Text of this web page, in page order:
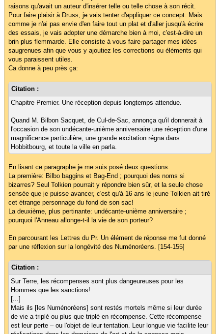
raisons qu'avait un auteur d'insérer telle ou telle chose à son récit.
Pour faire plaisir à Druss, je vais tenter d'appliquer ce concept. Mais
comme je n'ai pas envie d'en faire tout un plat et d'aller jusqu'à écrire
des essais, je vais adopter une démarche bien à moi, c'est-à-dire un
brin plus flemmarde. Elle consiste à vous faire partager mes idées
saugrenues afin que vous y ajoutiez les corrections ou éléments qui
vous paraissent utiles.
Ca donne à peu près ça:
Citation :
Chapitre Premier. Une réception depuis longtemps attendue.
Quand M. Bilbon Sacquet, de Cul-de-Sac, annonça qu'il donnerait à
l'occasion de son undécante-unième anniversaire une réception d'une
magnificence particulière, une grande excitation régna dans
Hobbitbourg, et toute la ville en parla.
En lisant ce paragraphe je me suis posé deux questions.
La première: Bilbo baggins et Bag-End ; pourquoi des noms si
bizarres? Seul Tolkien pourrait y répondre bien sûr, et la seule chose
sensée que je puisse avancer, c'est qu'à 16 ans le jeune Tolkien ait tiré
cet étrange personnage du fond de son sac!
La deuxième, plus pertinante: undécante-unième anniversaire ;
pourquoi l'Anneau allonge-t-il la vie de son porteur?
En parcourant les Lettres du Pr. Un élément de réponse me fut donné
par une réflexion sur la longévité des Numénoréens. [154-155]
Citation :
Sur Terre, les récompenses sont plus dangeureuses pour les
Hommes que les sanctions!
[...]
Mais ils [les Numénoréens] sont restés mortels même si leur durée
de vie a triplé ou plus que triplé en récompense. Cette récompense
est leur perte – ou l'objet de leur tentation. Leur longue vie facilite leur